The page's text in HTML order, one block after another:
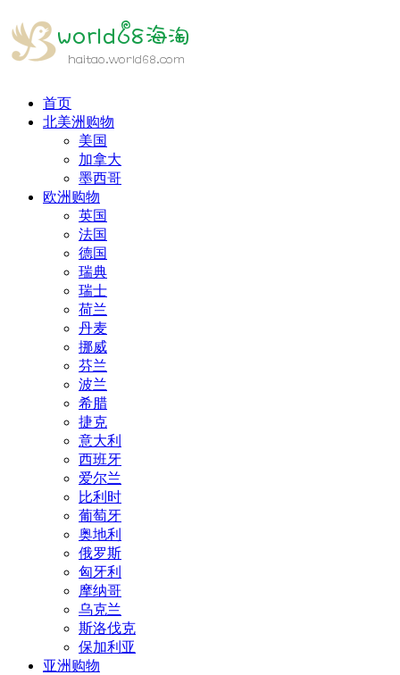
首页
北美洲购物
美国
加拿大
墨西哥
欧洲购物
英国
法国
德国
瑞典
瑞士
荷兰
丹麦
挪威
芬兰
波兰
希腊
捷克
意大利
西班牙
爱尔兰
比利时
葡萄牙
奥地利
俄罗斯
匈牙利
摩纳哥
乌克兰
斯洛伐克
保加利亚
亚洲购物